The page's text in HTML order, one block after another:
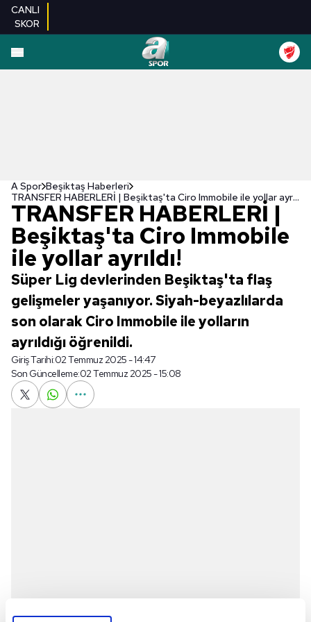
CANLI
SKOR
A Spor Beşiktaş Haberleri
TRANSFER HABERLERİ | Beşiktaş'ta Ciro Immobile ile yollar ayrıldı!
TRANSFER HABERLERİ |
Beşiktaş'ta Ciro Immobile
ile yollar ayrıldı!
Süper Lig devlerinden Beşiktaş'ta flaş
gelişmeler yaşanıyor. Siyah-beyazlılarda
son olarak Ciro Immobile ile yolların
ayrıldığı öğrenildi.
Giriş Tarihi:02 Temmuz 2025 - 14:47
Son Güncelleme:02 Temmuz 2025 - 15:08